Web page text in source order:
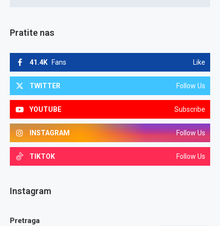
Pratite nas
41.4K Fans Like
TWITTER Follow Us
YOUTUBE Subscribe
INSTAGRAM Follow Us
TIKTOK Follow Us
Instagram
Pretraga